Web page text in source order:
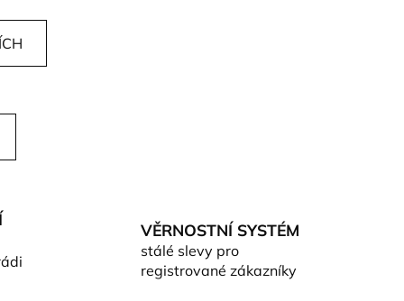
VĚRNOSTNÍ SYSTÉM
stálé slevy pro
registrované zákazníky